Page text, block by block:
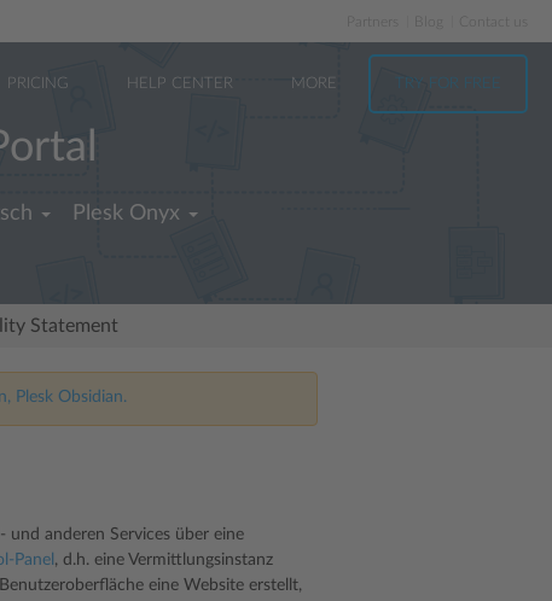
Partners
PRICING HELP CENTER MORE TRY FOR FREE
Plesk Onyx
Statement
Plesk Obsidian.
und anderen Services über eine
Panel , d.h. eine Vermittlungsinstanz
eine Website erstellt,